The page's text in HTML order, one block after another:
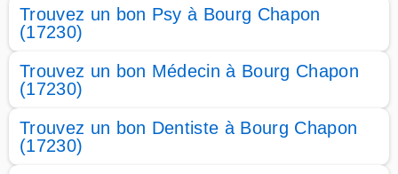
Trouvez un bon Psy à Bourg Chapon
(17230)
Trouvez un bon Médecin à Bourg Chapon
(17230)
Trouvez un bon Dentiste à Bourg Chapon
(17230)